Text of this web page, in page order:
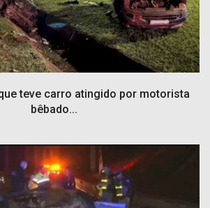
teve carro atingido por motorista
bêbado...